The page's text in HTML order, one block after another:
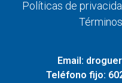
Políticas de
Email:
Teléfono fijo: